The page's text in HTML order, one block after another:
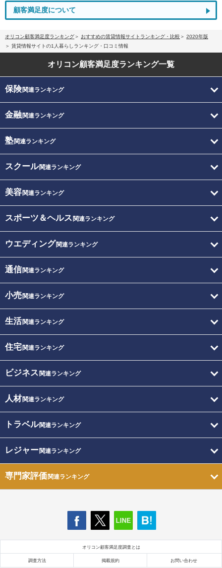
顧客満足度について
オリコン顧客満足度ランキング おすすめの賃貸情報サイトランキング・比較
2020年版
賃貸情報サイトの1人暮らしランキング・口コミ情報
オリコン顧客満足度ランキング一覧
保険関連ランキング
金融関連ランキング
塾関連ランキング
スクール関連ランキング
美容関連ランキング
スポーツ＆ヘルス 関連ランキング
ウエディング関連ランキング
通信関連ランキング
小売関連ランキング
生活関連ランキング
住宅関連ランキング
ビジネス 関連ランキング
人材関連ランキング
トラベル関連ランキング
レジャー関連ランキング
専門家評価関連ランキング
オリコン顧客満足度調査とは
調査方法 掲載規約 お問い合わせ